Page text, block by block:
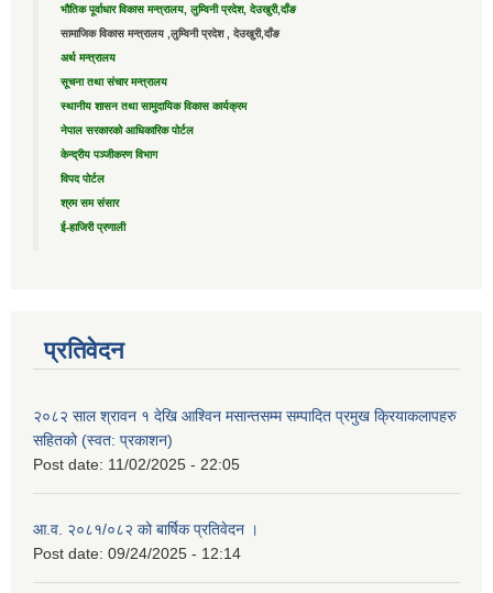
भौतिक पूर्वाधार विकास मन्त्रालय, लुम्विनी प्रदेश, देउखुरी,दाँङ
सामाजिक विकास मन्त्रालय ,लुम्विनी प्रदेश , देउखुरी,दाँङ
अर्थ मन्त्रालय
सूचना तथा संचार मन्त्रालय
स्थानीय शासन तथा सामुदायिक विकास कार्यक्रम
नेपाल सरकारको आधिकारिक पोर्टल
केन्द्रीय पञ्जीकरण विभाग
विपद पोर्टल
श्रम सम संसार
ई-हाजिरी प्रणाली
प्रतिवेदन
२०८२ साल श्रावन १ देखि आश्विन मसान्तसम्म सम्पादित प्रमुख क्रियाकलापहरु
सहितको (स्वत: प्रकाशन)
Post date: 11/02/2025 - 22:05
आ.व. २०८१/०८२ को बार्षिक प्रतिवेदन ।
Post date: 09/24/2025 - 12:14